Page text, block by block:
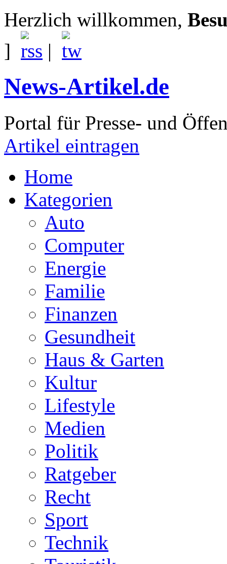
Herzlich willkommen,
]
|
News-Artikel.de
Portal für Presse- und
Artikel eintragen
Home
Kategorien
Auto
Computer
Energie
Familie
Finanzen
Gesundheit
Haus & Garten
Kultur
Lifestyle
Medien
Politik
Ratgeber
Recht
Sport
Technik